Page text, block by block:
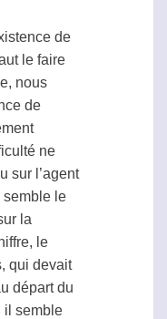
de
le faire
nous
de
ne
sur l’agent
semble le
la
le
qui devait
départ du
il semble